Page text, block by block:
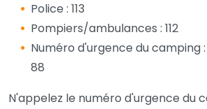
Police : 113
Pompiers/ambulances : 112
Numéro d'urgence du camping :
88
N'appelez le numéro d'urgence du